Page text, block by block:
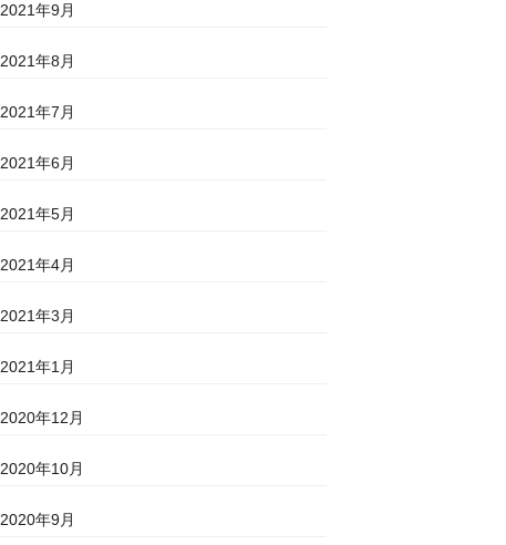
2021年9月
2021年8月
2021年7月
2021年6月
2021年5月
2021年4月
2021年3月
2021年1月
2020年12月
2020年10月
2020年9月